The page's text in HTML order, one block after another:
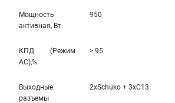
Мощность
активная, Вт
950
КПД (Режим
AC),%
> 95
Выходные
разъемы
2xSchuko + 3xC13